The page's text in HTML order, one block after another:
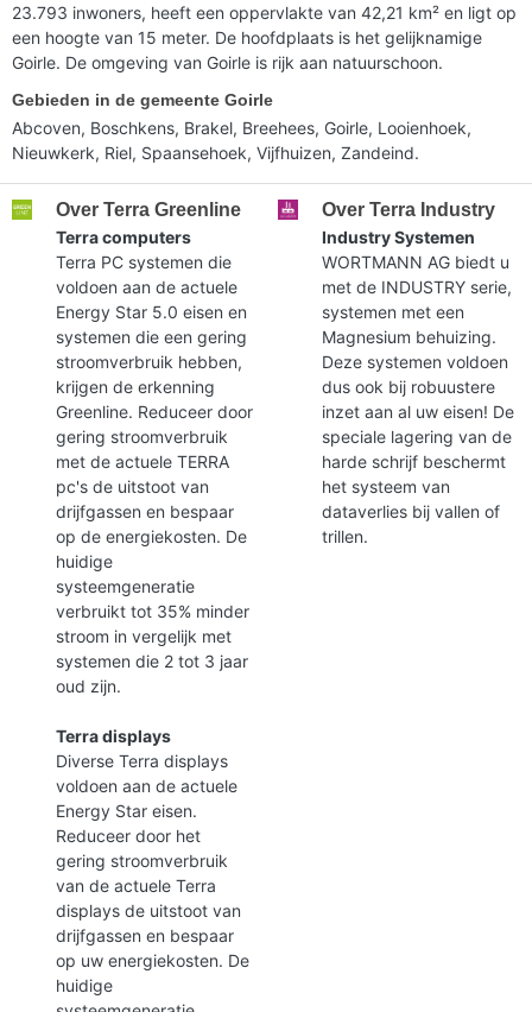
23.793 inwoners, heeft een oppervlakte van 42,21 km² en ligt op
een hoogte van 15 meter. De hoofdplaats is het gelijknamige
Goirle. De omgeving van Goirle is rijk aan natuurschoon.
Gebieden in de gemeente Goirle
Abcoven, Boschkens, Brakel, Breehees, Goirle, Looienhoek,
Nieuwkerk, Riel, Spaansehoek, Vijfhuizen, Zandeind.
Over Terra Greenline
Terra computers
Terra PC systemen die
voldoen aan de actuele
Energy Star 5.0 eisen en
systemen die een gering
stroomverbruik hebben,
krijgen de erkenning
Greenline. Reduceer door
gering stroomverbruik
met de actuele TERRA
pc's de uitstoot van
drijfgassen en bespaar
op de energiekosten. De
huidige
systeemgeneratie
verbruikt tot 35% minder
stroom in vergelijk met
systemen die 2 tot 3 jaar
oud zijn.
Terra displays
Diverse Terra displays
voldoen aan de actuele
Energy Star eisen.
Reduceer door het
gering stroomverbruik
van de actuele Terra
displays de uitstoot van
drijfgassen en bespaar
op uw energiekosten. De
huidige
Over Terra Industry
Industry Systemen
WORTMANN AG biedt u
met de INDUSTRY serie,
systemen met een
Magnesium behuizing.
Deze systemen voldoen
dus ook bij robuustere
inzet aan al uw eisen! De
speciale lagering van de
harde schrijf beschermt
het systeem van
dataverlies bij vallen of
trillen.